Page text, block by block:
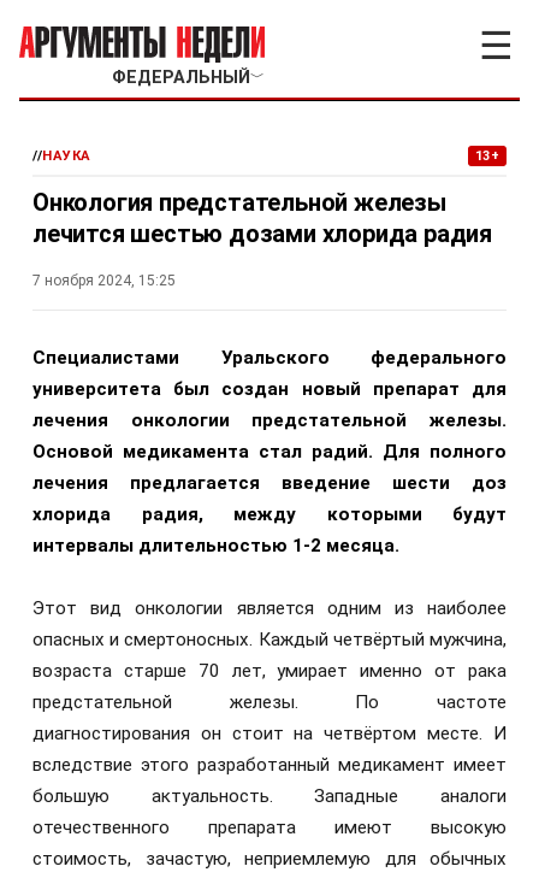
ФЕДЕРАЛЬНЫЙ ﹀
☰
//НАУКА 13+
Онкология предстательной железы
лечится шестью дозами хлорида радия
7 ноября 2024, 15:25
Специалистами Уральского федерального
университета был создан новый препарат для
лечения онкологии предстательной железы.
Основой медикамента стал радий. Для полного
лечения предлагается введение шести доз
хлорида радия, между которыми будут
интервалы длительностью 1-2 месяца.
Этот вид онкологии является одним из наиболее
опасных и смертоносных. Каждый четвёртый мужчина,
возраста старше 70 лет, умирает именно от рака
предстательной железы. По частоте
диагностирования он стоит на четвёртом месте. И
вследствие этого разработанный медикамент имеет
большую актуальность. Западные аналоги
отечественного препарата имеют высокую
стоимость, зачастую, неприемлемую для обычных